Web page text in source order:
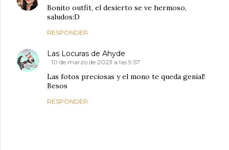
Bonito outfit, el desierto se ve hermoso,
saludos:D
RESPONDER
Las Locuras de Ahyde
10 de marzo de 2023 a las 9:57
Las fotos preciosas y el mono te queda genial!
Besos
RESPONDER